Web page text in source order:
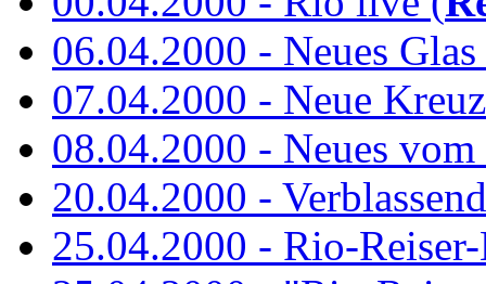
06.04.2000 - Neues
07.04.2000 - Neue
08.04.2000 - Neues
20.04.2000 -
25.04.2000 - Rio-